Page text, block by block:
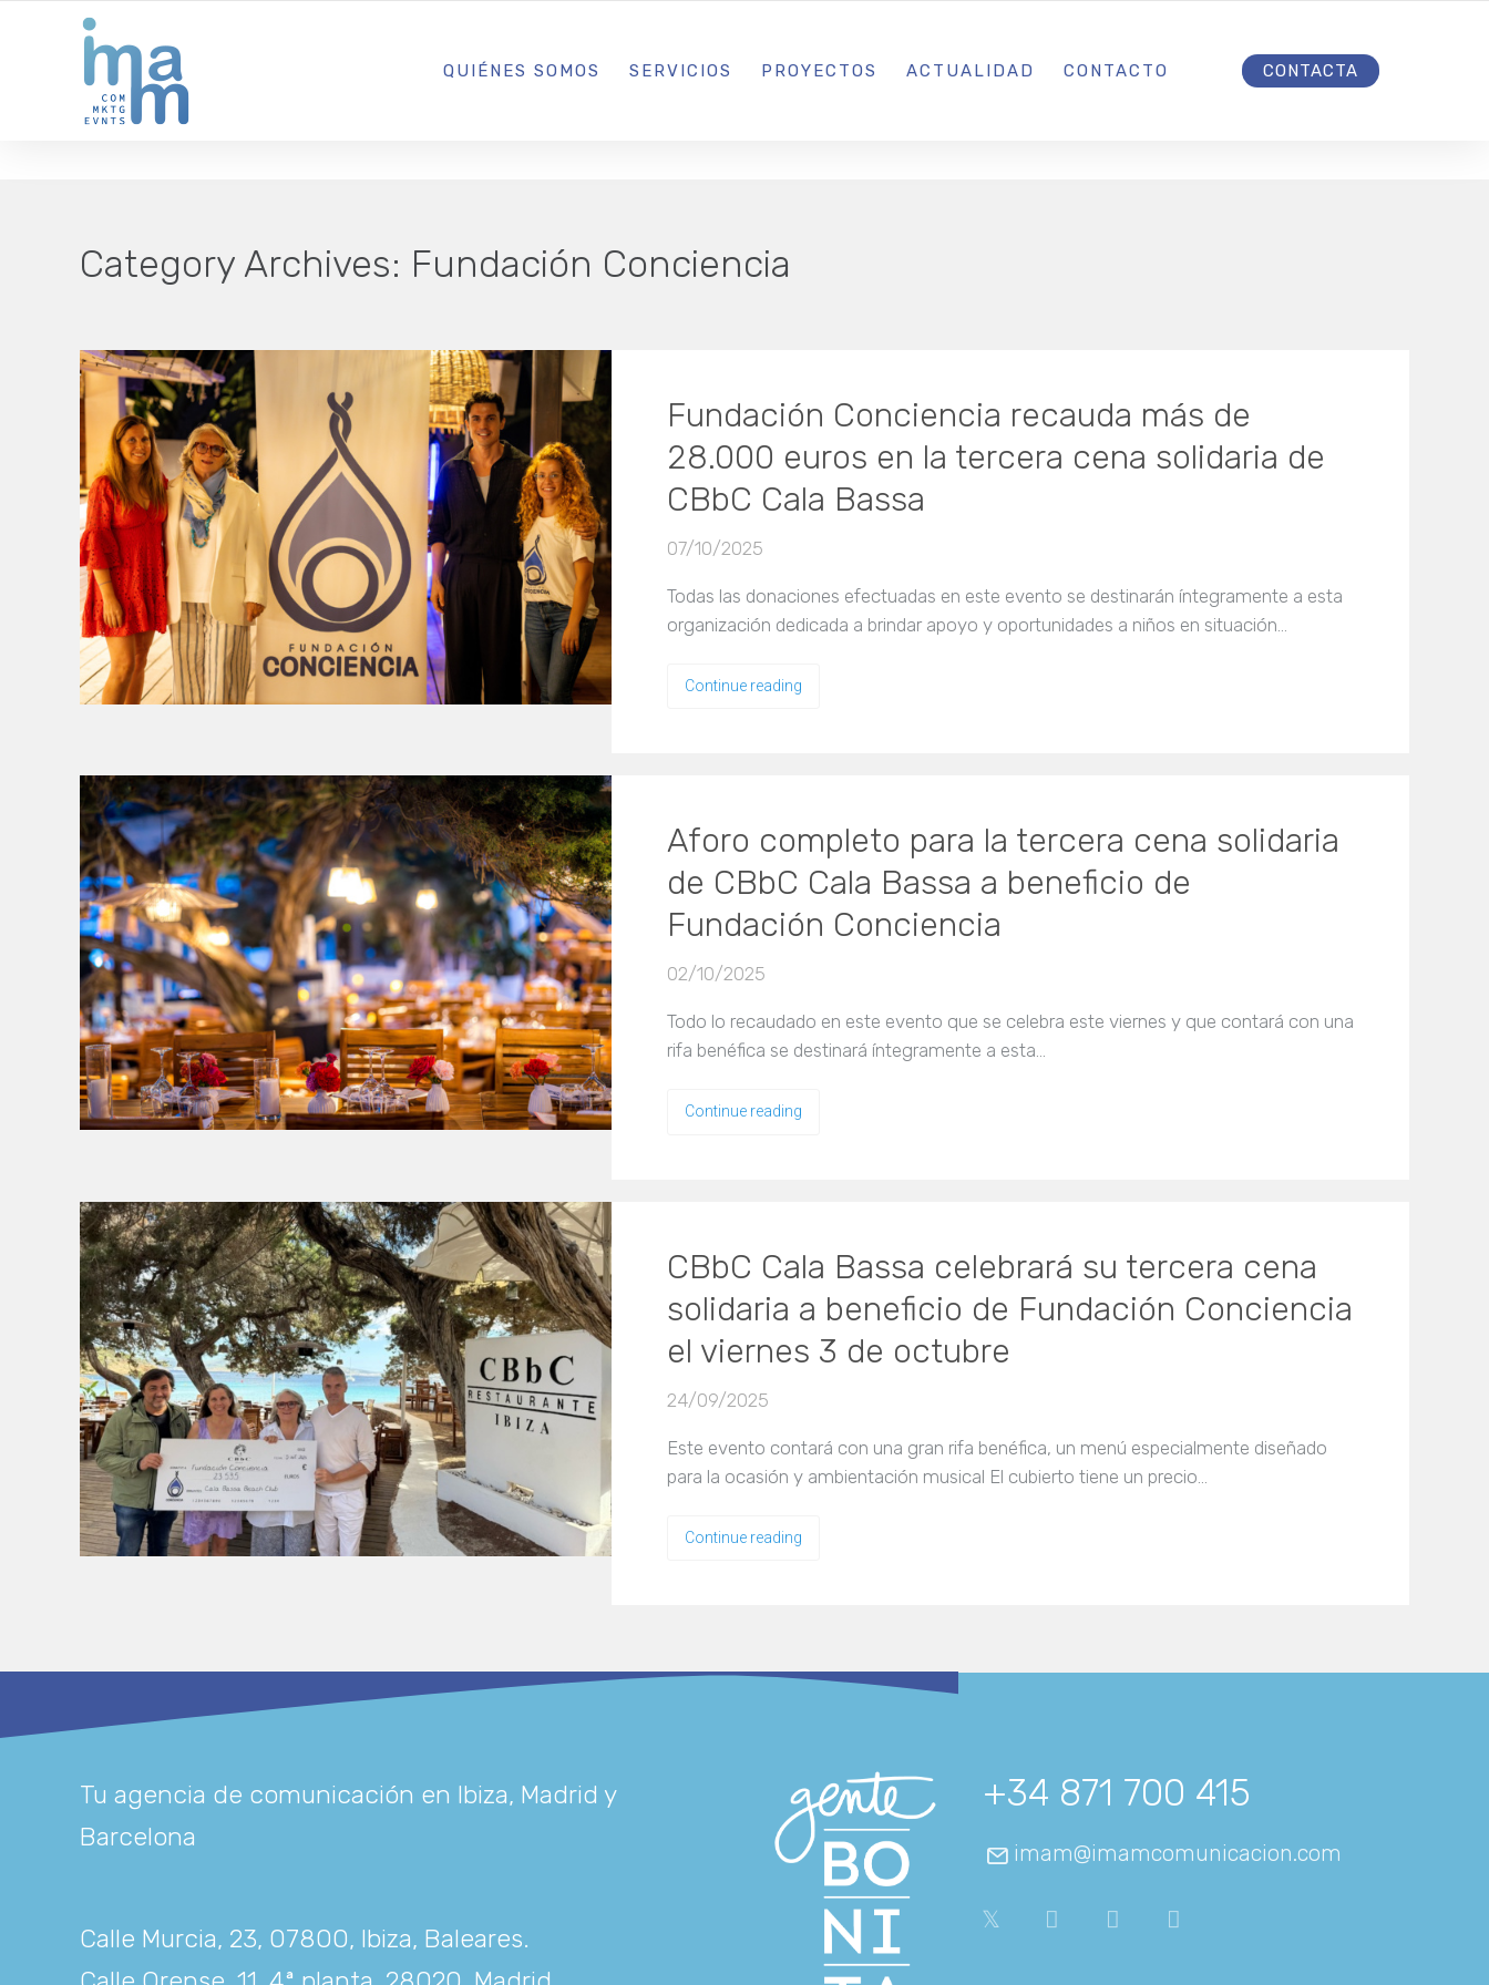
AGENCIA CREATIVA DE COMUNICACIÓN Y ESTRATEGIA DIGITAL IBIZA · MADRID · BARCELONA
QUIÉNES SOMOS SERVICIOS PROYECTOS ACTUALIDAD CONTACTO CONTACTA
Category Archives: Fundación Conciencia
Fundación Conciencia recauda más de
28.000 euros en la tercera cena solidaria de
CBbC Cala Bassa
07/10/2025
Todas las donaciones efectuadas en este evento se destinarán íntegramente a esta
organización dedicada a brindar apoyo y oportunidades a niños en situación…
Continue reading
Aforo completo para la tercera cena solidaria
de CBbC Cala Bassa a beneficio de
Fundación Conciencia
02/10/2025
Todo lo recaudado en este evento que se celebra este viernes y que contará con una
rifa benéfica se destinará íntegramente a esta…
Continue reading
CBbC Cala Bassa celebrará su tercera cena
solidaria a beneficio de Fundación Conciencia
el viernes 3 de octubre
24/09/2025
Este evento contará con una gran rifa benéfica, un menú especialmente diseñado
para la ocasión y ambientación musical El cubierto tiene un precio…
Continue reading
Tu agencia de comunicación en Ibiza, Madrid y
Barcelona
Calle Murcia, 23, 07800, Ibiza, Baleares.
+34 871 700 415
imam@imamcomunicacion.com